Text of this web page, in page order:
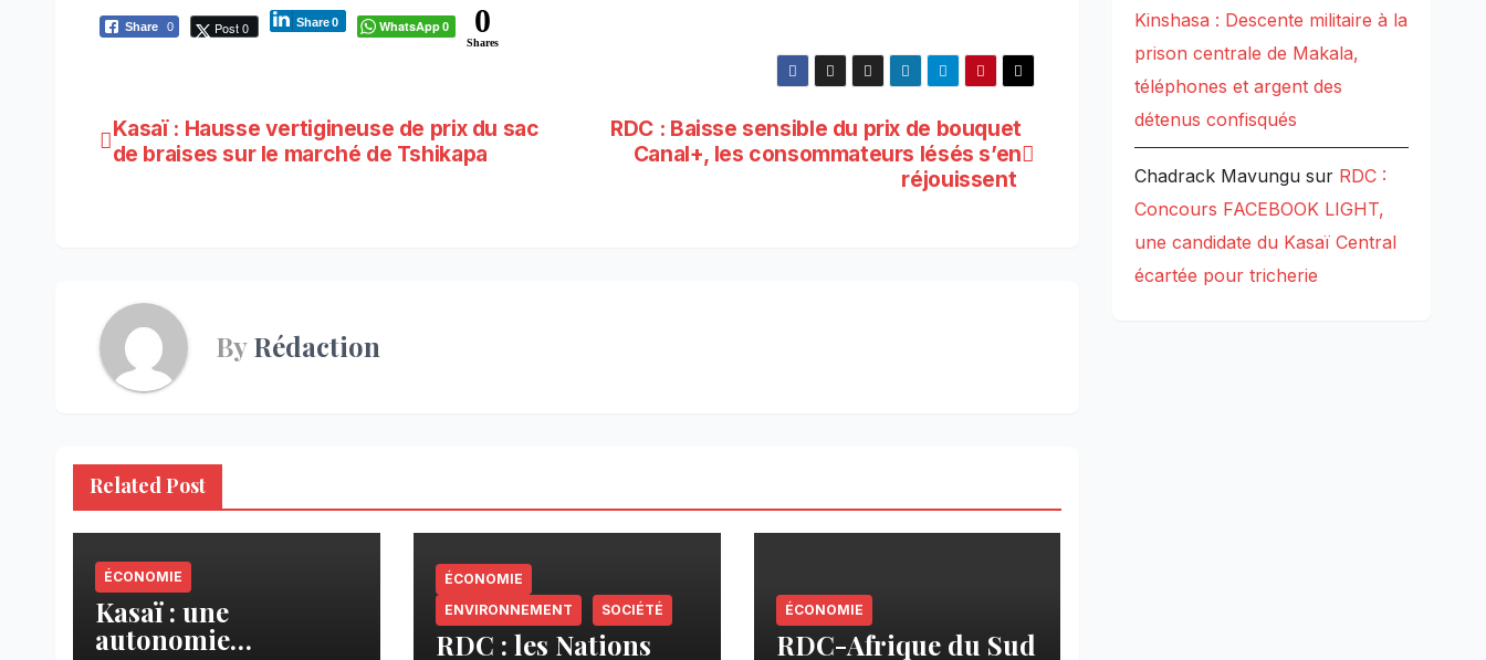
Share 0 Post 0 Share0 WhatsApp0 0
Shares
Navigation
RDC : Baisse sensible du prix de bouquet
Canal+, les consommateurs lésés s’en
réjouissent
Kasaï : Hausse vertigineuse de prix du sac
de braises sur le marché de Tshikapa
ByRédaction
Related Post
ÉCONOMIE
Kasaï : une
autonomie
ÉCONOMIE
ENVIRONNEMENT
SOCIÉTÉ
RDC : les Nations
ÉCONOMIE
RDC-Afrique du Sud
Kinshasa : Descente militaire à la
prison centrale de Makala,
téléphones et argent des
détenus confisqués
Chadrack Mavungusur RDC :
Concours FACEBOOK LIGHT,
une candidate du Kasaï Central
écartée pour tricherie